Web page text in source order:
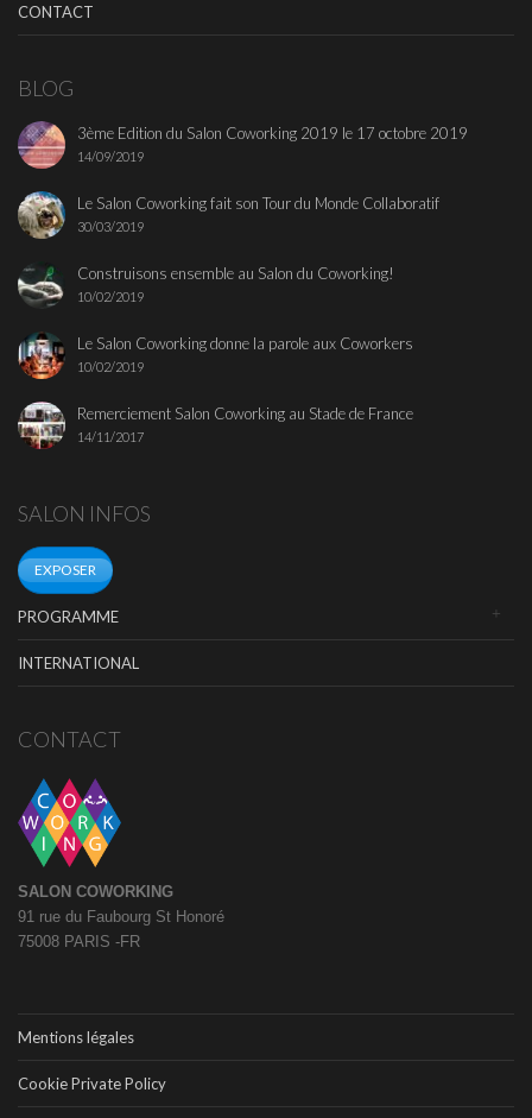
CONTACT
BLOG
3ème Edition du Salon Coworking 2019 le 17 octobre 2019
14/09/2019
Le Salon Coworking fait son Tour du Monde Collaboratif
30/03/2019
Construisons ensemble au Salon du Coworking!
10/02/2019
Le Salon Coworking donne la parole aux Coworkers
10/02/2019
Remerciement Salon Coworking au Stade de France
14/11/2017
SALON INFOS
EXPOSER
PROGRAMME
INTERNATIONAL
CONTACT
SALON COWORKING
91 rue du Faubourg St Honoré
75008 PARIS -FR
Mentions légales
Cookie Private Policy